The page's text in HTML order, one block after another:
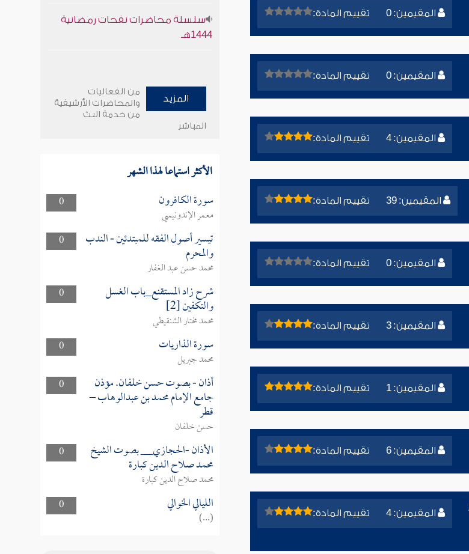
المقيمين: 0 تقييم المادة:
المقيمين: 0 تقييم المادة:
المقيمين: 4 تقييم المادة:
المقيمين: 39 تقييم المادة:
المقيمين: 0 تقييم المادة:
المقيمين: 3 تقييم المادة:
المقيمين: 1 تقييم المادة:
المقيمين: 6 تقييم المادة:
المقيمين: 4 تقييم المادة:
سلسلة محاضرات نفحات رمضانية
1444هـ
المزيد
من الفعاليات
والمحاضرات الأرشيفية
من خدمة البث
المباشر
الأكثر استماعا لهذا الشهر
0 سورة الكافرون
معمر الإندونيسي
0
تيسير أصول الفقه للمبتدئين - الندب
والمحرم
محمد حسن عبد الغفار
0
شرح زاد المستقنع_باب الغسل
والتكفين [2]
محمد مختار الشنقيطي
0
سورة الذاريات
محمد جبريل
0
أذان - بصوت حسن خلفان. مؤذن
جامع الإمام محمد بن عبدالوهاب –
قطر
حسن خلفان
0
الأذان -الحجازي__ بصوت الشيخ
محمد صلاح الدين كبارة
محمد صلاح الدين كبارة
0
الليالي الخوالي
(...)